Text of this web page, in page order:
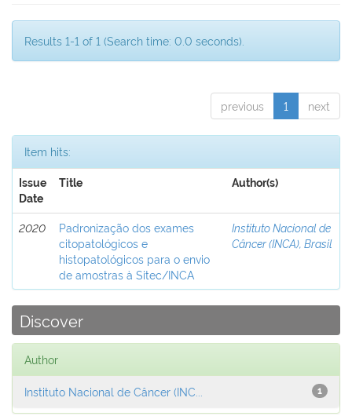
Results 1-1 of 1 (Search time: 0.0 seconds).
previous 1 next
Item hits:
Issue
Date
Title Author(s)
2020
Padronização dos exames
citopatológicos e
histopatológicos para o envio
de amostras à Sitec/INCA
Instituto Nacional de
Câncer (INCA), Brasil
Discover
Author
1
Instituto Nacional de Câncer (INC...